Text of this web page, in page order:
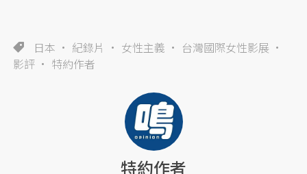
日本 紀錄片 女性主義
台灣國際女性影展
影評
特約作者
特約作者